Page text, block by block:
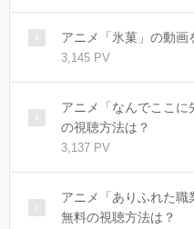
アニメ「氷菓」の動画
3,145 PV
アニメ「なんでここ
の視聴方法は？
3,137 PV
アニメ「ありふれた職
無料の視聴方法は？